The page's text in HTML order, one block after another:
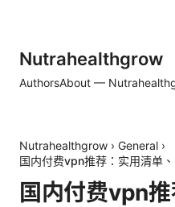
Nutrahealthgrow
AuthorsAbout —
Nutrahealthgrow › General ›
国内付费vpn推荐：实用清单
国内付费vpn